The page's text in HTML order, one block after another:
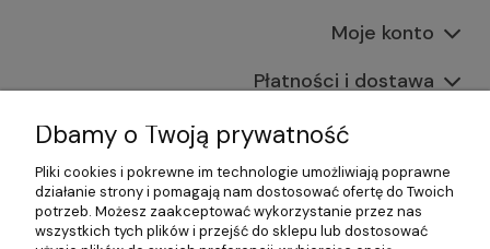
Moje konto
Płatności i dostawa
Informacje
O nas
Dbamy o Twoją prywatność
Pliki cookies i pokrewne im technologie umożliwiają poprawne
działanie strony i pomagają nam dostosować ofertę do Twoich
potrzeb. Możesz zaakceptować wykorzystanie przez nas
wszystkich tych plików i przejść do sklepu lub dostosować